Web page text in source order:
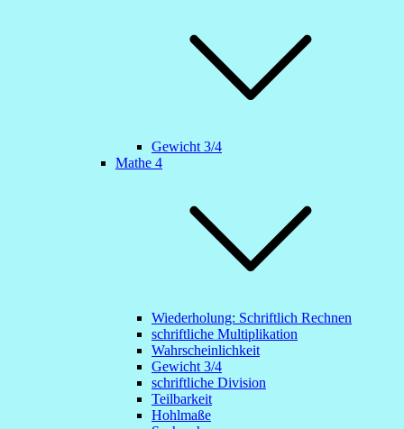
Gewicht 3/4
Mathe 4
Wiederholung: Schriftlich Rechnen
schriftliche Multiplikation
Wahrscheinlichkeit
Gewicht 3/4
schriftliche Division
Teilbarkeit
Hohlmaße